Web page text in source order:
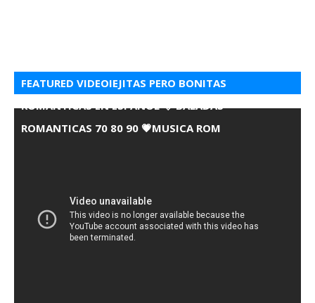
FEATURED VIDEOIEJITAS PERO BONITAS
ROMANTICAS EN ESPANOL 💘 BALADAS
ROMANTICAS 70 80 90 💗MUSICA ROM